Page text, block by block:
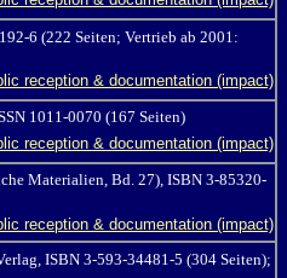
6 (222 Seiten; Vertrieb ab 2001:
reception & documentation (impact)
1011-0070 (167 Seiten)
reception & documentation (impact)
Materialien, Bd. 27), ISBN 3-85320-
reception & documentation (impact)
ISBN 3-593-34481-5 (304 Seiten);